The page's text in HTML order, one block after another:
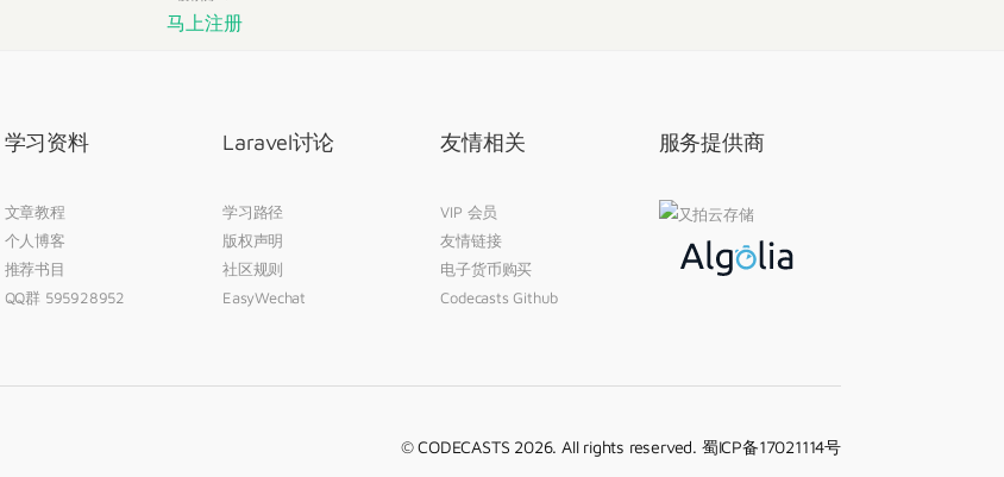
马上注册
学习资料
文章教程
个人博客
推荐书目
QQ群 595928952
Laravel讨论
学习路径
版权声明
社区规则
EasyWechat
友情相关
VIP 会员
友情链接
电子货币购买
Codecasts Github
服务提供商
© CODECASTS 2026. All rights reserved. 蜀ICP备17021114号